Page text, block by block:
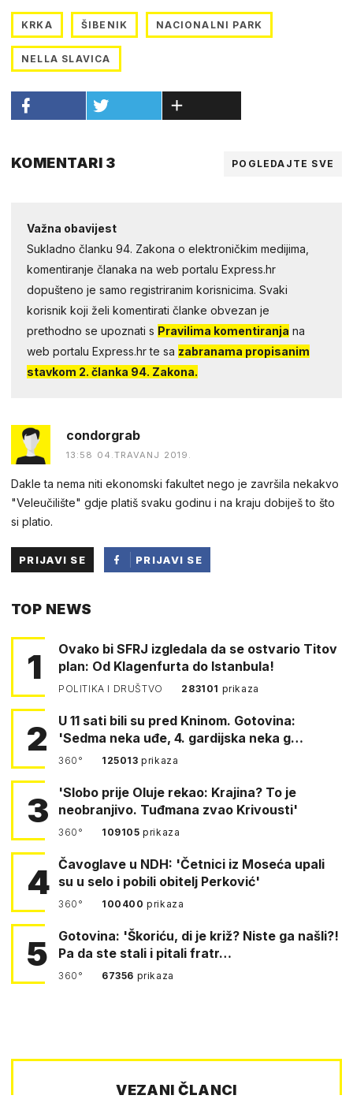
KRKA ŠIBENIK NACIONALNI PARK
NELLA SLAVICA
KOMENTARI 3 POGLEDAJTE SVE
Važna obavijest
Sukladno članku 94. Zakona o elektroničkim medijima,
komentiranje članaka na web portalu Express.hr
dopušteno je samo registriranim korisnicima. Svaki
korisnik koji želi komentirati članke obvezan je
prethodno se upoznati s Pravilima komentiranja na
web portalu Express.hr te sa zabranama propisanim
stavkom 2. članka 94. Zakona.
condorgrab
13:58 04.TRAVANJ 2019.
Dakle ta nema niti ekonomski fakultet nego je završila nekakvo
"Veleučilište" gdje platiš svaku godinu i na kraju dobiješ to što
si platio.
PRIJAVI SE
PRIJAVI SE
TOP NEWS
1
Ovako bi SFRJ izgledala da se ostvario Titov
plan: Od Klagenfurta do Istanbula!
POLITIKA I DRUŠTVO 283101 prikaza
2
U 11 sati bili su pred Kninom. Gotovina:
'Sedma neka uđe, 4. gardijska neka g…
360° 125013prikaza
3
'Slobo prije Oluje rekao: Krajina? To je
neobranjivo. Tuđmana zvao Krivousti'
360° 109105prikaza
4 Čavoglave u NDH: 'Četnici iz Moseća upali
su u selo i pobili obitelj Perković'
360° 100400prikaza
5
Gotovina: 'Škoriću, di je križ? Niste ga našli?!
Pa da ste stali i pitali fratr…
360° 67356 prikaza
VEZANI ČLANCI